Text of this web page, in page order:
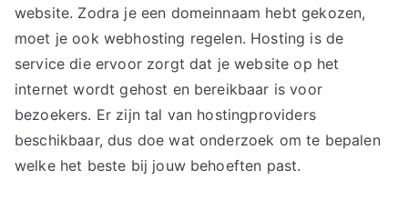
website. Zodra je een domeinnaam hebt gekozen,
moet je ook webhosting regelen. Hosting is de
service die ervoor zorgt dat je website op het
internet wordt gehost en bereikbaar is voor
bezoekers. Er zijn tal van hostingproviders
beschikbaar, dus doe wat onderzoek om te bepalen
welke het beste bij jouw behoeften past.